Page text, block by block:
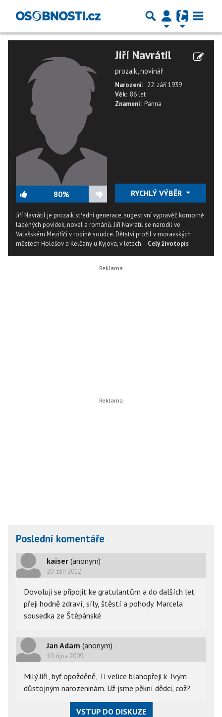
80%
Jiří Navrátil
prozaik, novinář
Narození: 22. září 1939
Věk: 86 let
Znamení: Panna
RYCHLÝ VÝBĚR
Jiří Navrátil je prozaik střední generace, sugestivní vypravěč komorně
laděných povídek, novel a románů. Jiří Navrátil se narodil ve
Valašském Meziříčí v rodině soudce. Dětství prožil v moravských
městech Holešov a Kelčany u Kyjova, v letech... Celý životopis
Poslední komentáře
kaiser (anonym)
20. září 2012
Dovoluji se připojit ke gratulantům a do dalších let
přeji hodně zdraví, síly, štěstí a pohody. Marcela
sousedka ze Štěpánské
Jan Adam (anonym)
10. října 2009
Milý Jiří, byť opožděně, Ti velice blahopřeji k Tvým
důstojným narozeninám. Už jsme pěkní dědci, což?
VSTUP DO DISKUZE